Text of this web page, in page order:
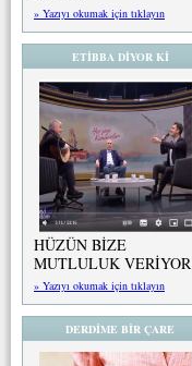
» Yazıyı okumak için tıklayın
ETİBBA DİYOR Kİ
HÜZÜN BİZE
MUTLULUK VERİYOR
» Yazıyı okumak için tıklayın
DERDİME BİR ÇARE